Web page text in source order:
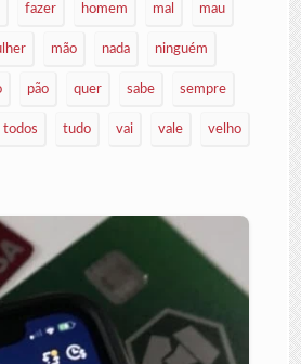
fazer homem mal mau
mão nada ninguém
pão quer sabe sempre
todos tudo vai vale velho